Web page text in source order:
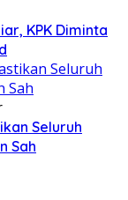
KPK Diminta
Seluruh
Sah